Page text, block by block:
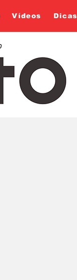
Vídeos Dicas